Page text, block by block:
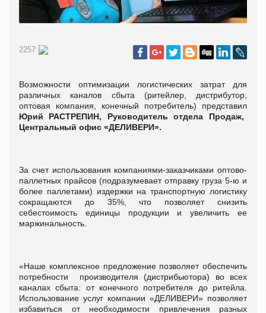
2257
Возможности оптимизации логистических затрат для
различных каналов сбыта (ритейлер, дистрибутор,
оптовая компания, конечный потребитель) представил
Юрий РАСТРЕПИН, Руководитель отдела Продаж,
Центральный офис «ДЕЛИВЕРИ».
За счет использования компаниями-заказчиками оптово-
паллетных прайсов (подразумевает отправку груза 5-ю и
более паллетами) издержки на транспортную логистику
сокращаются до 35%, что позволяет снизить
себестоимость единицы продукции и увеличить ее
маржинальность.
«Наше комплексное предложение позволяет обеспечить
потребности производителя (дистрибьютора) во всех
каналах сбыта: от конечного потребителя до ритейла.
Использование услуг компании «ДЕЛИВЕРИ» позволяет
избавиться от необходимости привлечения разных